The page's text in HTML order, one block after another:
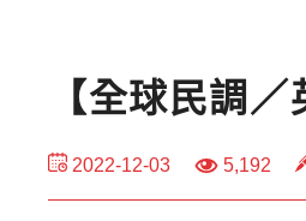
【全球民調
2022-12-03 5,192